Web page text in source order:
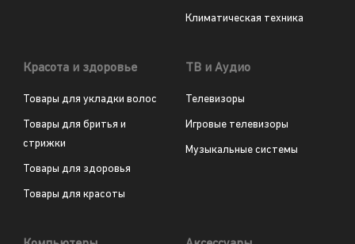
Климатическая техника
Красота и здоровье
Товары для укладки волос
Товары для бритья и
стрижки
Товары для здоровья
Товары для красоты
ТВ и Аудио
Телевизоры
Игровые телевизоры
Музыкальные системы